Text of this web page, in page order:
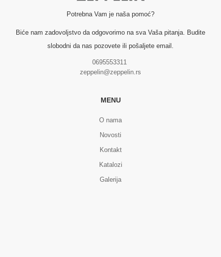
Potrebna Vam je naša pomoć?
Biće nam zadovoljstvo da odgovorimo na sva Vaša pitanja. Budite
slobodni da nas pozovete ili pošaljete email.
0695553311
zeppelin@zeppelin.rs
MENU
O nama
Novosti
Kontakt
Katalozi
Galerija